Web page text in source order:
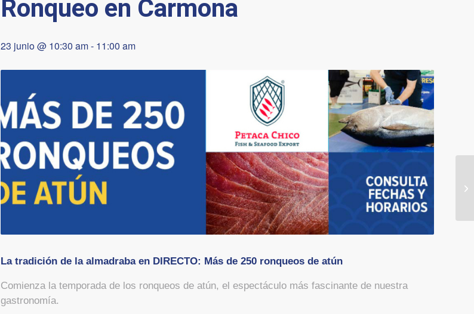
Ronqueo en Carmona
23 junio @ 10:30 am- 11:00 am
La tradición de la almadraba en DIRECTO: Más de 250 ronqueos de atún
Comienza la temporada de los ronqueos de atún, el espectáculo más fascinante de nuestra
gastronomía.